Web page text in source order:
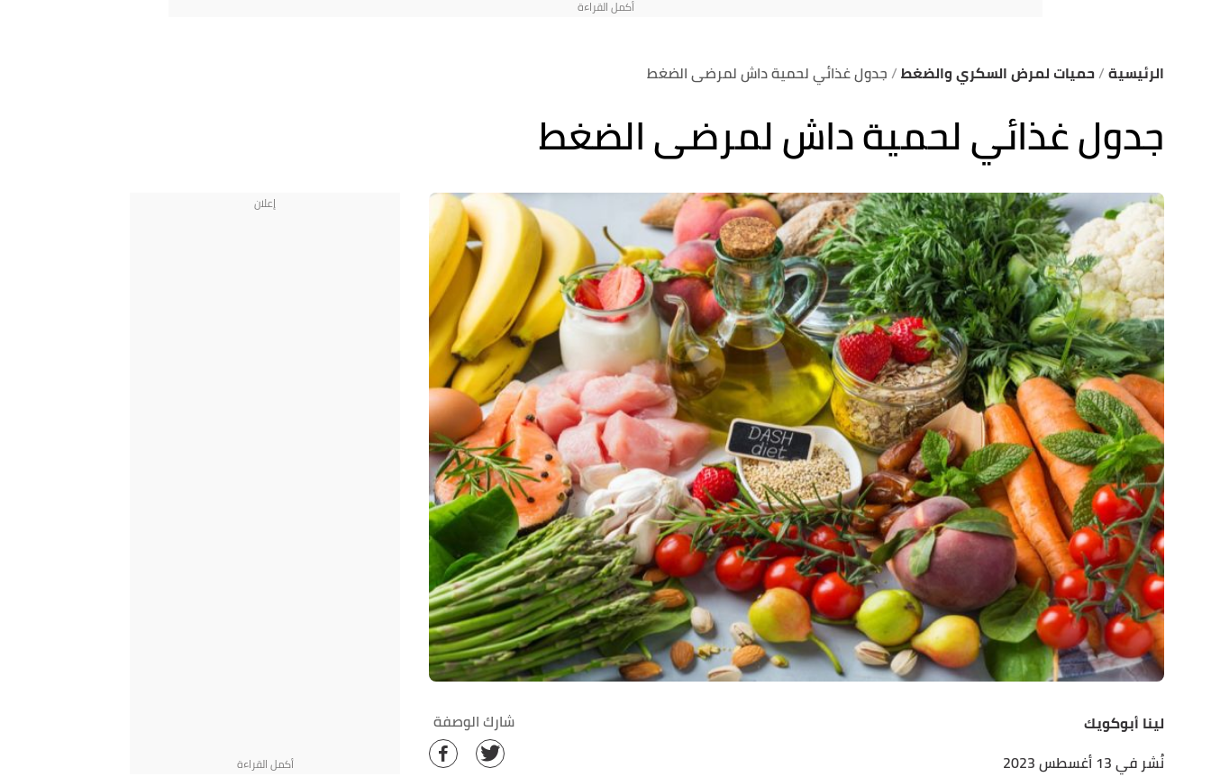
الرئيسية حميات لمرض السكري والضغط جدول غذائي لحمية داش لمرضى الضغط
جدول غذائي لحمية داش لمرضى الضغط
شارك الوصفة
لينا أبوكويك
نُشر في 13 أغسطس 2023